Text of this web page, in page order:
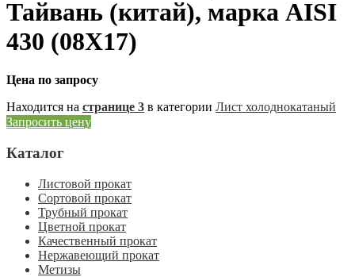
Тайвань (китай), марка AISI
430 (08Х17)
Цена по запросу
Находится на странице 3 в категории Лист холоднокатаный
Запросить цену
Каталог
Листовой прокат
Сортовой прокат
Трубный прокат
Цветной прокат
Качественный прокат
Нержавеющий прокат
Метизы